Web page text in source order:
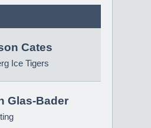
Cates
Ice Tigers
Glas-Bader